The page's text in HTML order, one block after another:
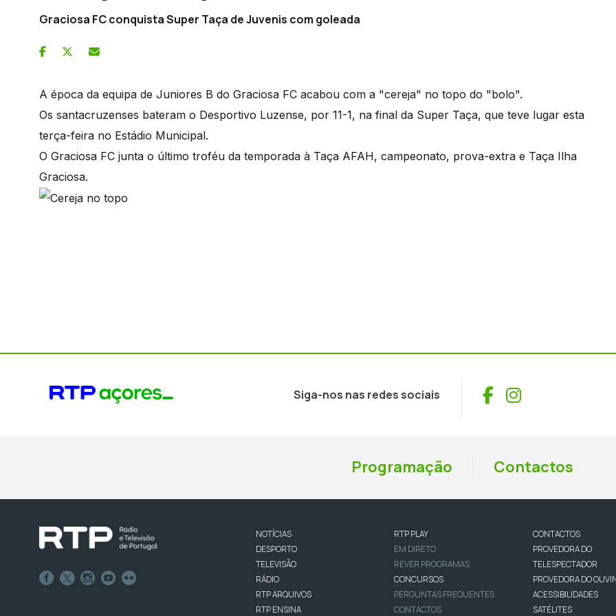
Graciosa FC conquista Super Taça de Juvenis com goleada
A época da equipa de Juniores B do Graciosa FC acabou com a "cereja" no topo do "bolo".
Os santacruzenses bateram o Desportivo Luzense, por 11-1, na final da Super Taça, que teve lugar esta
terça-feira no Estádio Municipal.
O Graciosa FC junta o último troféu da temporada à Taça AFAH, campeonato, prova-extra e Taça Ilha
Graciosa.
Siga-nos nas redes sociais Facebook
Instagram
Programação Contactos
NOTÍCIAS
DESPORTO
TELEVISÃO
RÁDIO
RTP ARQUIVOS
RTP ENSINA
RTP PLAY
EM DIRETO
REVER PROGRAMAS
CONCURSOS
PERGUNTAS FREQUENTES
CONTACTOS
CONTACTOS
PROVEDORA DO
TELESPECTADOR
PROVEDORA DO
ACESSIBILIDADES
SATÉLITES